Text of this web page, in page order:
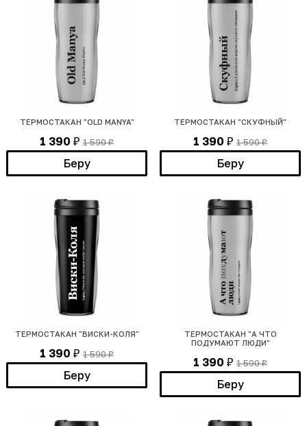
ТЕРМОСТАКАН "OLD MANYA"
1 390 ₽ 1 590₽
Беру
ТЕРМОСТАКАН "СКУФНЫЙ"
1 390 ₽ 1 590₽
Беру
ТЕРМОСТАКАН "ВИСКИ-КОЛЯ"
1 390 ₽ 1 590₽
Беру
ТЕРМОСТАКАН "А ЧТО
ПОДУМАЮТ ЛЮДИ"
1 390 ₽ 1 590₽
Беру